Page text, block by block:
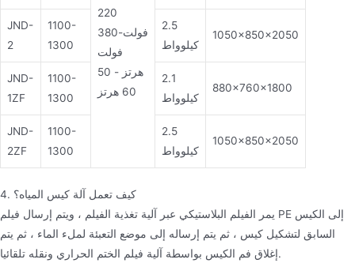
220
فولت-380
فولت
50 هرتز -
60 هرتز
JND-
2
1100-
1300
2.5
كيلوواط
1050×850×2050
JND-
1ZF
1100-
1300
2.1
كيلوواط
880×760×1800
JND-
2ZF
1100-
1300
2.5
كيلوواط
1050×850×2050
4. كيف تعمل آلة كيس المياه؟
يمر الفيلم البلاستيكي عبر آلية تغذية الفيلم ، ويتم إرسال فيلم PE إلى الكيس
السابق لتشكيل كيس ، ثم يتم إرساله إلى موضع التعبئة لملء الماء ، ثم يتم
إغلاق فم الكيس بواسطة آلية فيلم الختم الحراري ونقله تلقائيا.